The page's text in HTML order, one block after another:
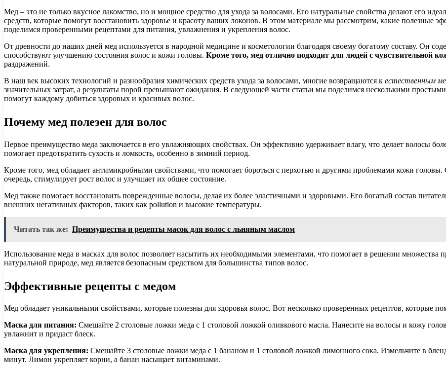
Мед – это не только вкусное лакомство, но и мощное средство для ухода за волосами. Его натуральные свойства делают его
средств, которые помогут восстановить здоровье и красоту ваших локонов. В этом материале мы рассмотрим, какие полезные
поделимся проверенными рецептами для питания, увлажнения и укрепления волос.
От древности до наших дней мед используется в народной медицине и косметологии благодаря своему богатому составу. Он
способствуют улучшению состояния волос и кожи головы. Кроме того, мед отлично подходит для людей с чувствительной
раздражений.
В наш век высоких технологий и разнообразия химических средств ухода за волосами, многие возвращаются к естественным
значительных затрат, а результаты порой превышают ожидания. В следующей части статьи мы поделимся несколькими
помогут каждому добиться здоровых и красивых волос.
Почему мед полезен для волос
Первое преимущество меда заключается в его увлажняющих свойствах. Он эффективно удерживает влагу, что делает волосы
помогает предотвратить сухость и ломкость, особенно в зимний период.
Кроме того, мед обладает антимикробными свойствами, что помогает бороться с перхотью и другими проблемами кожи
очередь, стимулирует рост волос и улучшает их общее состояние.
Мед также помогает восстановить поврежденные волосы, делая их более эластичными и здоровыми. Его богатый состав
внешних негативных факторов, таких как pollution и высокие температуры.
Читать так же: Преимущества и рецепты масок для волос с льняным маслом
Использование меда в масках для волос позволяет насытить их необходимыми элементами, что помогает в решении множества
натуральной природе, мед является безопасным средством для большинства типов волос.
Эффективные рецепты с медом
Мед обладает уникальными свойствами, которые полезны для здоровья волос. Вот несколько проверенных рецептов, которые
Маска для питания: Смешайте 2 столовые ложки меда с 1 столовой ложкой оливкового масла. Нанесите на волосы и кожу
увлажнит и придаст блеск.
Маска для укрепления: Смешайте 3 столовые ложки меда с 1 бананом и 1 столовой ложкой лимонного сока. Измельчите в
минут. Лимон укрепляет корни, а банан насыщает витаминами.